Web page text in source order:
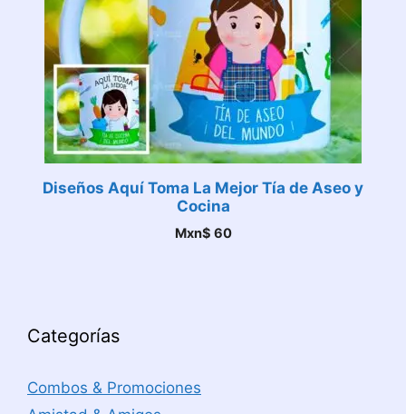
Diseños Aquí Toma La Mejor Tía de Aseo y
Cocina
Mxn$ 60
Categorías
Combos & Promociones